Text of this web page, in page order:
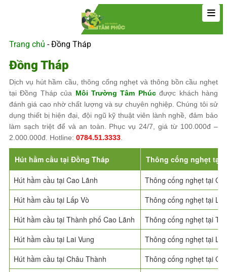
Trang chủ -Đồng Tháp
Đồng Tháp
Dịch vụ hút hầm cầu, thông cống nghẹt và thông bồn cầu nghẹt
tại Đồng Tháp của Môi Trường Tâm Phúcđược khách hàng
đánh giá cao nhờ chất lượng và sự chuyên nghiệp. Chúng tôi sử
dụng thiết bị hiện đại, đội ngũ kỹ thuật viên lành nghề, đảm bảo
làm sạch triệt để và an toàn. Phục vụ 24/7, giá từ 100.000đ –
2.000.000đ. Hotline: 0784.51.3333
Hút hầm cầu tại Đồng Tháp Thông cống nghẹt tại
Hút hầm cầu tại Cao Lãnh
Thông cống nghẹt tại
Hút hầm cầu tại Lấp Vò
Thông cống nghẹt tại
Hút hầm cầu tại Thành phố Cao Lãnh
Thông cống nghẹt tại
Hút hầm cầu tại Lai Vung
Thông cống nghẹt tại Lai
Hút hầm cầu tại Châu Thành
Thông cống nghẹt tại